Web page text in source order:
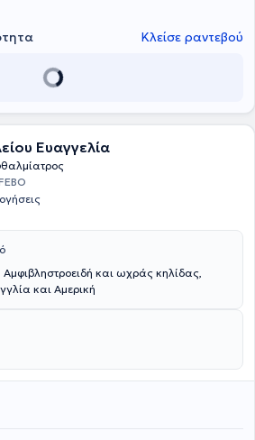
εξειδίκευση και εμπειρία.Η ιατρός
της, τη συνεχή επιμόρφωση και
στην παροχή οφθαλμολογικών
Κλείσε ραντεβού
Ευαγγελία
Αμφιβληστροειδή και ωχράς κηλίδας,
και Αμερική